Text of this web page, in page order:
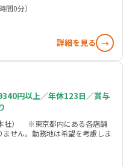
間0分）
詳細を見る →
円以上／年休123日／賞与
社） ※東京都内にある各店舗
せん。勤務地は希望を考慮しま